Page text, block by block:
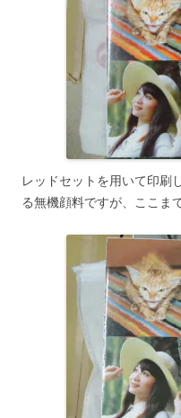
レッドセットを用いて印刷
る無機顔料ですが、ここま